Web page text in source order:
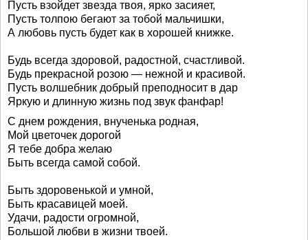
Пусть взойдет звезда твоя, ярко засияет,
Пусть толпою бегают за тобой мальчишки,
А любовь пусть будет как в хорошей книжке.
Будь всегда здоровой, радостной, счастливой.
Будь прекрасной розою — нежной и красивой.
Пусть волшебник добрый преподносит в дар
Яркую и длинную жизнь под звук фанфар!
С днем рождения, внученька родная,
Мой цветочек дорогой
Я тебе добра желаю
Быть всегда самой собой.
Быть здоровенькой и умной,
Быть красавицей моей.
Удачи, радости огромной,
Большой любви в жизни твоей.